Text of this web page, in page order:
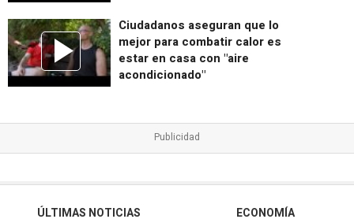
Ciudadanos aseguran que lo
mejor para combatir calor es
estar en casa con "aire
acondicionado"
ÚLTIMAS NOTICIAS
ECONOMÍA